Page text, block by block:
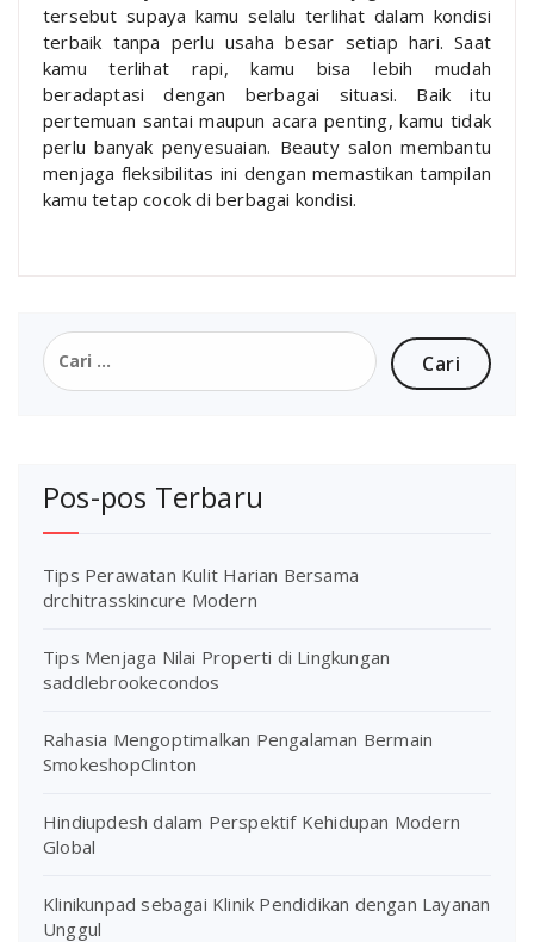
tersebut supaya kamu selalu terlihat dalam kondisi
terbaik tanpa perlu usaha besar setiap hari. Saat
kamu terlihat rapi, kamu bisa lebih mudah
beradaptasi dengan berbagai situasi. Baik itu
pertemuan santai maupun acara penting, kamu tidak
perlu banyak penyesuaian. Beauty salon membantu
menjaga fleksibilitas ini dengan memastikan tampilan
kamu tetap cocok di berbagai kondisi.
Cari
untuk:
Pos-pos Terbaru
Tips Perawatan Kulit Harian Bersama
drchitrasskincure Modern
Tips Menjaga Nilai Properti di Lingkungan
saddlebrookecondos
Rahasia Mengoptimalkan Pengalaman Bermain
SmokeshopClinton
Hindiupdesh dalam Perspektif Kehidupan Modern
Global
Klinikunpad sebagai Klinik Pendidikan dengan Layanan
Unggul